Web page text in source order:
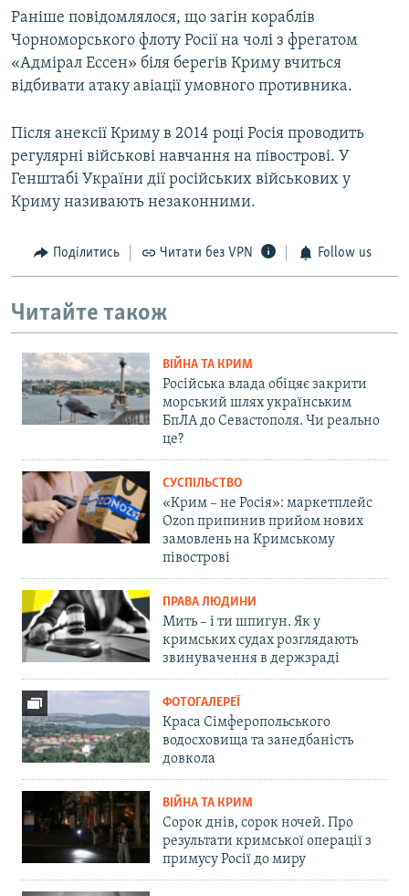
Раніше повідомлялося, що загін кораблів
Чорноморського флоту Росії на чолі з фрегатом
«Адмірал Ессен» біля берегів Криму вчиться
відбивати атаку авіації умовного противника.
Після анексії Криму в 2014 році Росія проводить
регулярні військові навчання на півострові. У
Генштабі України дії російських військових у
Криму називають незаконними.
Поділитись Читати без VPN Follow us
Читайте також
ВІЙНА ТА КРИМ
Російська влада обіцяє закрити
морський шлях українським
БпЛА до Севастополя. Чи реально
це?
СУСПІЛЬСТВО
«Крим – не Росія»: маркетплейс
Ozon припинив прийом нових
замовлень на Кримському
півострові
ПРАВА ЛЮДИНИ
Мить – і ти шпигун. Як у
кримських судах розглядають
звинувачення в держзраді
ФОТОГАЛЕРЕЇ
Краса Сімферопольського
водосховища та занедбаність
довкола
ВІЙНА ТА КРИМ
Сорок днів, сорок ночей. Про
результати кримської операції з
примусу Росії до миру